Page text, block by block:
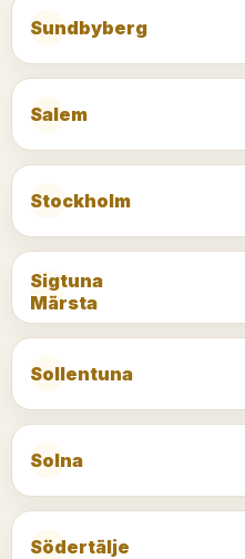
Sundbyberg
Salem
Stockholm
Sigtuna
Märsta
Sollentuna
Solna
Södertälje